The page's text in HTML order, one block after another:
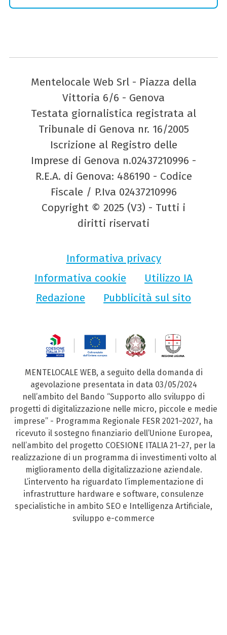
Mentelocale Web Srl - Piazza della
Vittoria 6/6 - Genova
Testata giornalistica registrata al
Tribunale di Genova nr. 16/2005
Iscrizione al Registro delle
Imprese di Genova n.02437210996 -
R.E.A. di Genova: 486190 - Codice
Fiscale / P.Iva 02437210996
Copyright © 2025 (V3) - Tutti i
diritti riservati
Informativa privacy
Informativa cookie
Utilizzo IA
Redazione
Pubblicità sul sito
MENTELOCALE WEB, a seguito della domanda di
agevolazione presentata in data 03/05/2024
nell’ambito del Bando “Supporto allo sviluppo di
progetti di digitalizzazione nelle micro, piccole e medie
imprese” - Programma Regionale FESR 2021–2027, ha
ricevuto il sostegno finanziario dell’Unione Europea,
nell’ambito del progetto COESIONE ITALIA 21–27, per la
realizzazione di un programma di investimenti volto al
miglioramento della digitalizzazione aziendale.
L’intervento ha riguardato l’implementazione di
infrastrutture hardware e software, consulenze
specialistiche in ambito SEO e Intelligenza Artificiale,
sviluppo e-commerce